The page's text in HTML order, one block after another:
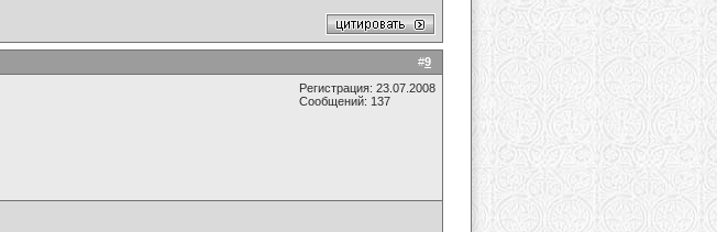
#9
Регистрация: 23.07.2008
Сообщений: 137